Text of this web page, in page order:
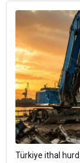
Türkiye ithal